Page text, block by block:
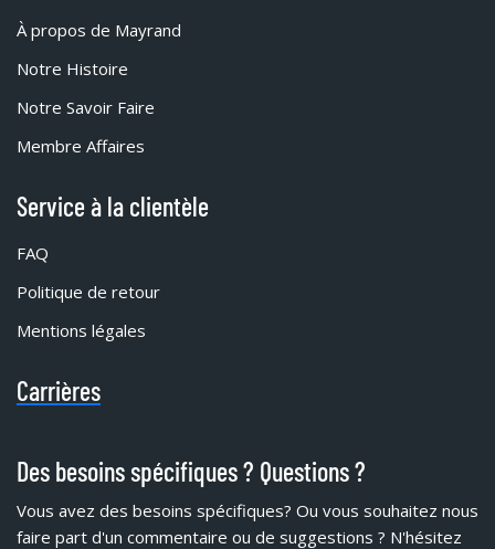
À propos de Mayrand
Notre Histoire
Notre Savoir Faire
Membre Affaires
Service à la clientèle
FAQ
Politique de retour
Mentions légales
Carrières
Des besoins spécifiques ? Questions ?
Vous avez des besoins spécifiques? Ou vous souhaitez nous
faire part d'un commentaire ou de suggestions ? N'hésitez